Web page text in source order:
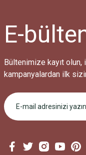
E-
Bültenimize kayıt
kampanyalardan ilk